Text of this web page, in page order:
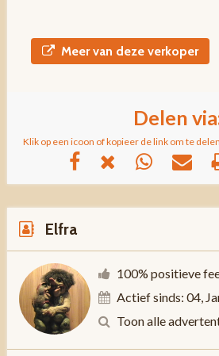
Meer van deze verkoper
Delen
Klik op een icoon of kopieer de link om te
Elfra
100% positieve
Actief sinds: 04,
Toon alle